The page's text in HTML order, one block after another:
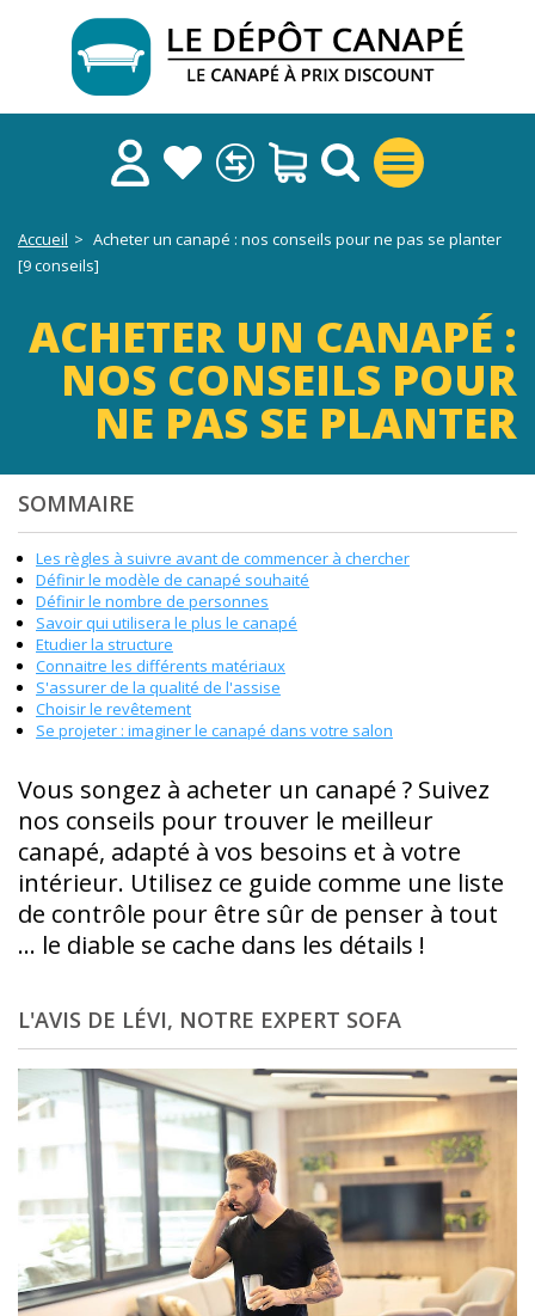
Accueil > Acheter un canapé : nos conseils pour ne pas se planter
[9 conseils]
ACHETER UN CANAPÉ :
NOS CONSEILS POUR
NE PAS SE PLANTER
SOMMAIRE
Les règles à suivre avant de commencer à chercher
Définir le modèle de canapé souhaité
Définir le nombre de personnes
Savoir qui utilisera le plus le canapé
Etudier la structure
Connaitre les différents matériaux
S'assurer de la qualité de l'assise
Choisir le revêtement
Se projeter : imaginer le canapé dans votre salon
Vous songez à acheter un canapé ? Suivez
nos conseils pour trouver le meilleur
canapé, adapté à vos besoins et à votre
intérieur. Utilisez ce guide comme une liste
de contrôle pour être sûr de penser à tout
... le diable se cache dans les détails !
L'AVIS DE LÉVI, NOTRE EXPERT SOFA